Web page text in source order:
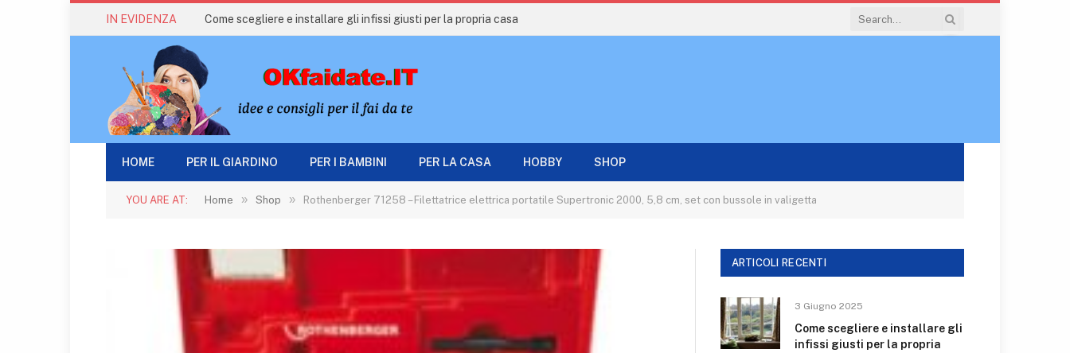
IN EVIDENZA Come scegliere e installare gli infissi giusti per la propria casa
HOME PER IL GIARDINO PER I BAMBINI PER LA CASA HOBBY SHOP
YOU ARE AT: Home » Shop » Rothenberger 71258 – Filettatrice elettrica portatile Supertronic 2000, 5,8 cm, set con bussole in valigetta
ARTICOLI RECENTI
3 Giugno 2025
Come scegliere e installare gli
infissi giusti per la propria